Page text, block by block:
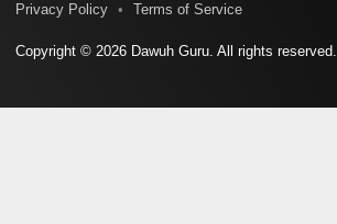
Privacy Policy
Terms of Service
Copyright © 2026 Dawuh Guru. All rights reserved.